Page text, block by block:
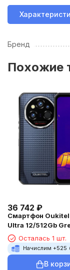
Бренд
Похожие
36 742 ₽
Смартфон Oukitel
Ultra 12/512Gb
Осталась 1 шт.
Начислим +525
В